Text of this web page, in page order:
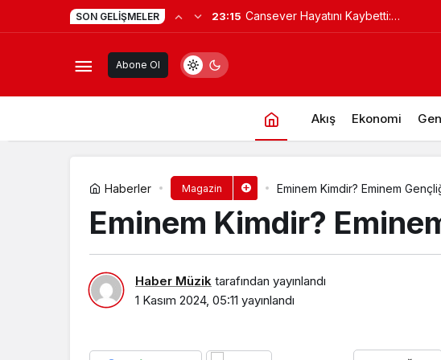
SON GELIŞMELER 23:15 Cansever Hayatını Kaybetti:
Abone Ol
Akış Ekonomi
Haberler Magazin Eminem Kimdir? Eminem
Eminem Kimdir?
Haber Müzik tarafından yayınlandı
1 Kasım 2024, 05:11 yayınlandı
Hwasa Boyu, Kilosu, Göz Rengi ve Vücut